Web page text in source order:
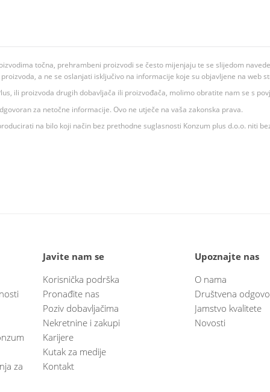
točna, prehrambeni proizvodi se često mijenjaju te se slijedom
a ne se oslanjati isključivo na informacije koje su objavljene na web
ili proizvoda drugih dobavljača ili proizvođača, molimo obratite nam se s
za netočne informacije. Ovo ne utječe na vaša zakonska prava.
na bilo koji način bez prethodne suglasnosti Konzum plus d.o.o. niti
za
Javite nam se
Korisnička podrška
Pronađite nas
Poziv dobavljačima
Nekretnine i zakupi
Karijere
Kutak za medije
Kontakt
Upoznajte nas
O nama
Društvena
Jamstvo kvalitete
Novosti